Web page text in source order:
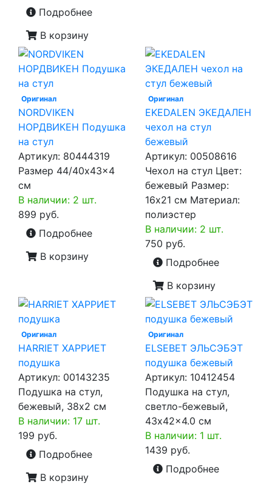
Подробнее
В корзину
Оригинал
NORDVIKEN
НОРДВИКЕН Подушка
на стул
Артикул: 80444319
Размер 44/40x43x4
см
В наличии: 2 шт.
899 руб.
Подробнее
В корзину
Оригинал
EKEDALEN ЭКЕДАЛЕН
чехол на стул
бежевый
Артикул: 00508616
Чехол на стул Цвет:
бежевый Размер:
16х21 см Материал:
полиэстер
В наличии: 2 шт.
750 руб.
Подробнее
В корзину
Оригинал
HARRIET ХАРРИЕТ
подушка
Артикул: 00143235
Подушка на стул,
бежевый, 38x2 см
В наличии: 17 шт.
199 руб.
Подробнее
В корзину
Оригинал
ELSEBET ЭЛЬСЭБЭТ
подушка бежевый
Артикул: 10412454
Подушка на стул,
светло-бежевый,
43x42x4.0 см
В наличии: 1 шт.
1439 руб.
Подробнее